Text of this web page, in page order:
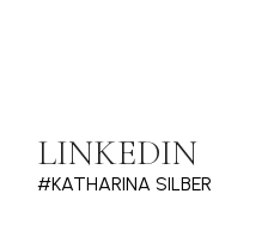
LINKEDIN
#KATHARINA SILBER